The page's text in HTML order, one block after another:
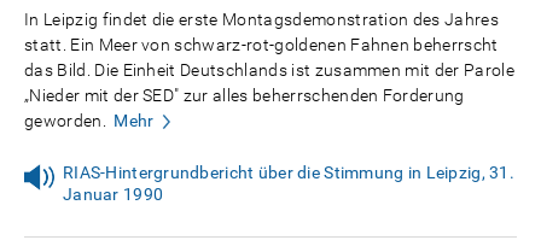
In Leipzig findet die erste Montagsdemonstration des Jahres
statt. Ein Meer von schwarz-rot-goldenen Fahnen beherrscht
das Bild. Die Einheit Deutschlands ist zusammen mit der Parole
„Nieder mit der SED" zur alles beherrschenden Forderung
geworden. Mehr
RIAS-Hintergrundbericht über die Stimmung in Leipzig, 31.
Januar 1990